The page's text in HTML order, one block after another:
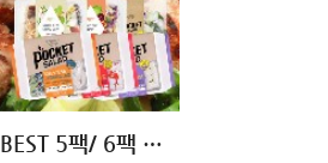
[포켓샐러드] BEST 5팩/ 6팩 샐러드 패키지